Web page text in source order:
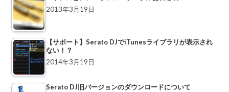
2013年3月19日
【サポート】Serato DJでiTunesライブラリが表示され
ない！？
2014年3月19日
Serato DJ旧バージョンのダウンロードについて